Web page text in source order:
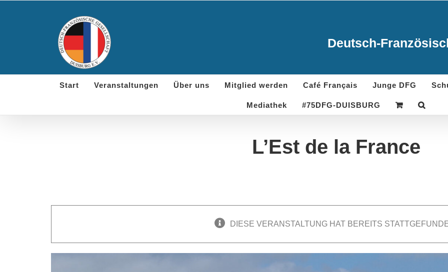
Deutsch-
Start Veranstaltungen Über uns Mitglied werden Café Français Junge DFG
Mediathek #75DFG-DUISBURG
L’Est de la France
DIESE VERANSTALTUNG HAT BEREITS